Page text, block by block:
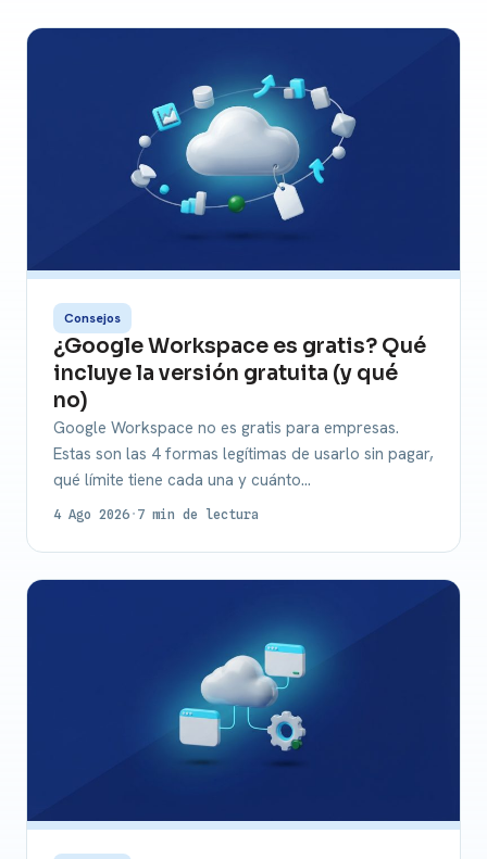
Consejos
¿Google Workspace es gratis? Qué
incluye la versión gratuita (y qué
no)
Google Workspace no es gratis para empresas.
Estas son las 4 formas legítimas de usarlo sin pagar,
qué límite tiene cada una y cuánto…
4 Ago 2026 · 7 min de lectura